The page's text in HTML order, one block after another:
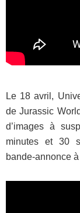
Le 18 avril,
de Jurassic
d’images à
minutes et 30
bande-annonce